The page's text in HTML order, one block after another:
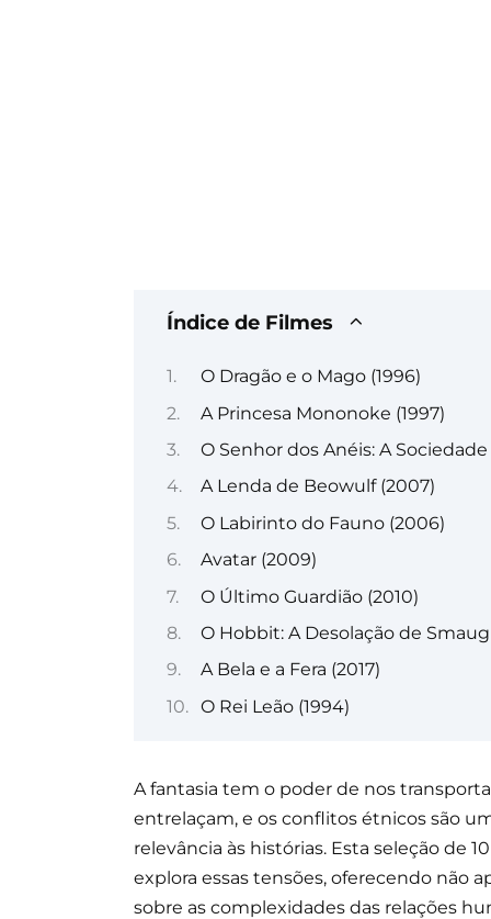
Índice de Filmes
O Dragão e o Mago (1996)
A Princesa Mononoke (1997)
O Senhor dos Anéis: A
A Lenda de Beowulf (2007)
O Labirinto do Fauno (2006)
Avatar (2009)
O Último Guardião (2010)
O Hobbit: A Desolação de Smaug
A Bela e a Fera (2017)
O Rei Leão (1994)
A fantasia tem o poder de nos
entrelaçam, e os conflitos étnicos são
relevância às histórias. Esta seleção de
explora essas tensões, oferecendo não
sobre as complexidades das relações